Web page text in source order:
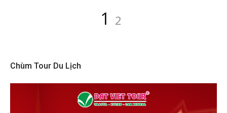
viết
Page
1 Page
2
Chùm Tour Du Lịch